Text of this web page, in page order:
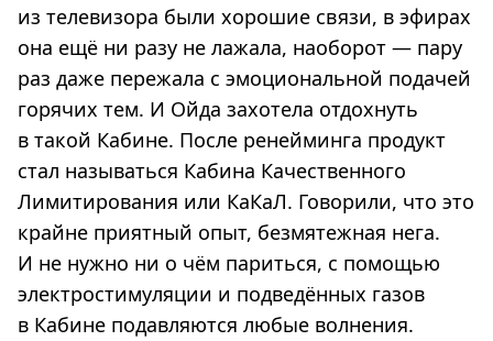
из телевизора были хорошие связи, в эфирах
она ещё ни разу не лажала, наоборот — пару
раз даже пережала с эмоциональной подачей
горячих тем. И Ойда захотела отдохнуть
в такой Кабине. После ренейминга продукт
стал называться Кабина Качественного
Лимитирования или КаКаЛ. Говорили, что это
крайне приятный опыт, безмятежная нега.
И не нужно ни о чём париться, с помощью
электростимуляции и подведённых газов
в Кабине подавляются любые волнения.